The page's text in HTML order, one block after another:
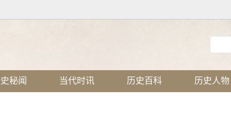
秘闻 当代时讯 历史百科 历史人物